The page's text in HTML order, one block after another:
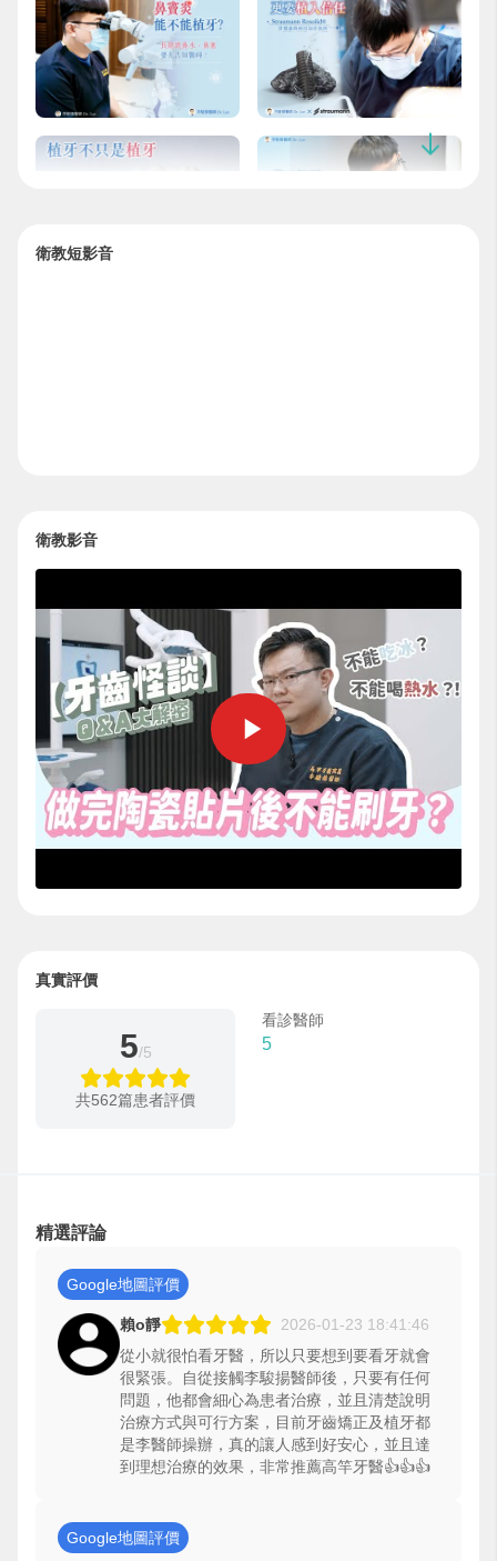
衛教短影音
衛教影音
真實評價
5/5
共562篇患者評價
看診醫師
5
精選評論
Google地圖評價
賴o靜
2026-01-23 18:41:46
從小就很怕看牙醫，所以只要想到要看牙就會
很緊張。自從接觸李駿揚醫師後，只要有任何
問題，他都會細心為患者治療，並且清楚說明
治療方式與可行方案，目前牙齒矯正及植牙都
是李醫師操辦，真的讓人感到好安心，並且達
到理想治療的效果，非常推薦高竿牙醫👍👍👍
Google地圖評價